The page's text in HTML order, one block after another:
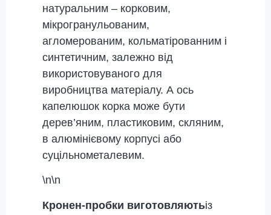
натуральним – корковим,
мікрогранульованим,
агломерованим, кольматірованним і
синтетичним, залежно від
використовуваного для
виробництва матеріалу. А ось
капелюшок корка може бути
дерев’яним, пластиковим, скляним,
в алюмінієвому корпусі або
суцільнометалевим.
\n\n
Кронен-пробки виготовляютьіз